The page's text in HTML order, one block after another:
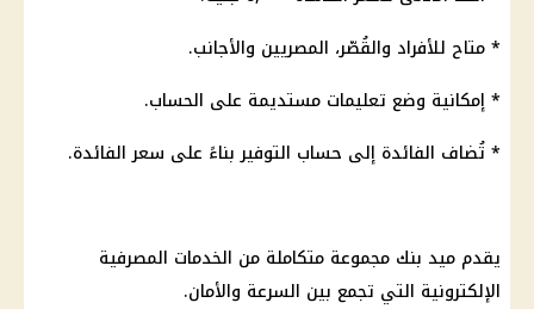
* متاح للأفراد والقُصّر، المصريين والأجانب.
* إمكانية وضع تعليمات مستديمة على الحساب.
* تُضاف الفائدة إلى حساب التوفير بناءً على سعر الفائدة.
يقدم ميد بنك مجموعة متكاملة من الخدمات المصرفية
الإلكترونية التي تجمع بين السرعة والأمان.